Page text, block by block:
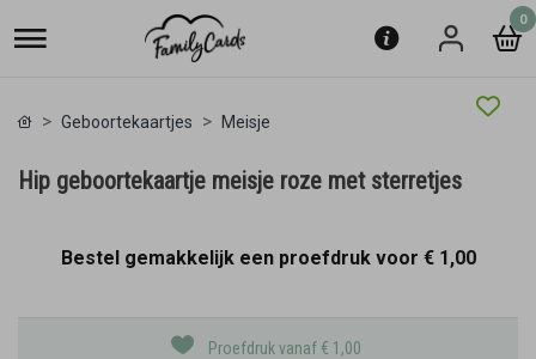
0
Geboortekaartjes Meisje
Hip geboortekaartje meisje roze met sterretjes
Bestel gemakkelijk een proefdruk voor € 1,00
Proefdruk vanaf € 1,00